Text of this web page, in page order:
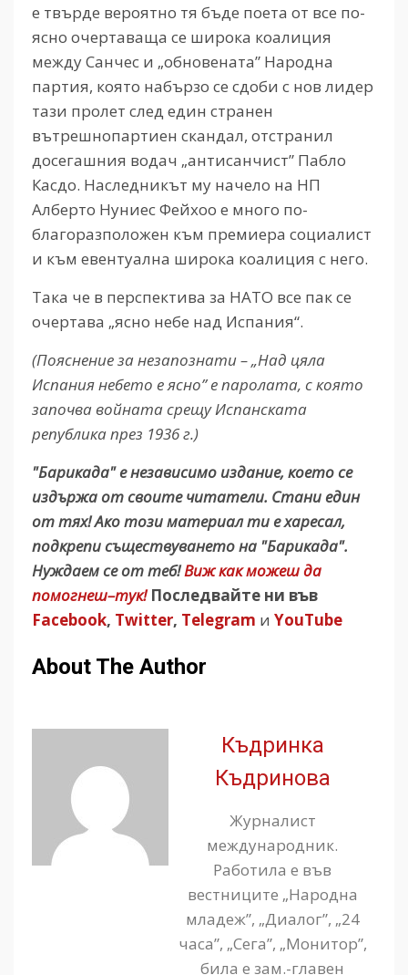
е твърде вероятно тя бъде поета от все по-
ясно очертаваща се широка коалиция
между Санчес и „обновената” Народна
партия, която набързо се сдоби с нов лидер
тази пролет след един странен
вътрешнопартиен скандал, отстранил
досегашния водач „антисанчист” Пабло
Касдо. Наследникът му начело на НП
Алберто Нуниес Фейхоо е много по-
благоразположен към премиера социалист
и към евентуална широка коалиция с него.
Така че в перспектива за НАТО все пак се
очертава „ясно небе над Испания“.
(Пояснение за незапознати – „Над цяла
Испания небето е ясно” е паролата, с която
започва войната срещу Испанската
република през 1936 г.)
"Барикада" е независимо издание, което се
издържа от своите читатели. Стани един
от тях! Ако този материал ти е харесал,
подкрепи съществуването на "Барикада".
Нуждаем се от теб!Виж как можеш да
помогнеш–тук! Последвайте ни във
Facebook, Twitter, Telegram и YouTube
About The Author
Къдринка
Къдринова
Журналист
международник.
Работила е във
вестниците „Народна
младеж”, „Диалог”, „24
часа”, „Сега”, „Монитор”,
била е зам.-главен